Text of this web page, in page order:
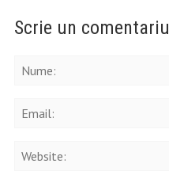
Scrie un comentariu